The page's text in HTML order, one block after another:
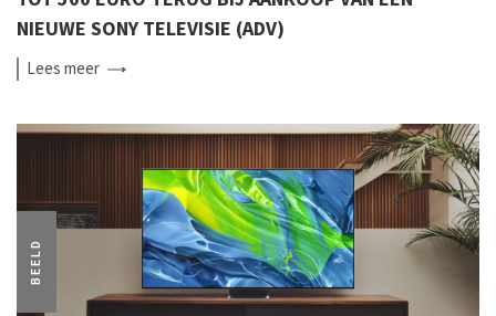
NIEUWE SONY TELEVISIE (ADV)
Leesmeer
BEELD